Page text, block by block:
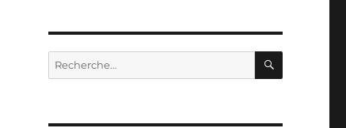
Recherche
pour :